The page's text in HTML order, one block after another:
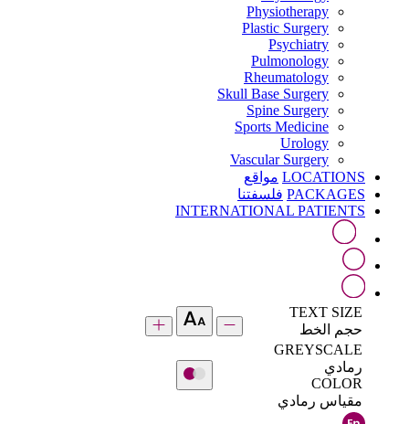
Physiotherapy
Plastic Surgery
Psychiatry
Pulmonology
Rheumatology
Skull Base Surgery
Spine Surgery
Sports Medicine
Urology
Vascular Surgery
LOCATIONS مواقع
PACKAGES فلسفتنا
INTERNATIONAL PATIENTS
TEXT SIZE
حجم الخط
GREYSCALE
رمادي
COLOR
مقياس رمادي